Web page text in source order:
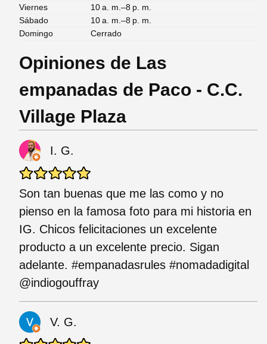
Viernes
10 a. m.–8 p. m.
Sábado
10 a. m.–8 p. m.
Domingo
Cerrado
Opiniones de Las
empanadas de Paco - C.C.
Village Plaza
I. G.
Son tan buenas que me las como y no
pienso en la famosa foto para mi historia en
IG. Chicos felicitaciones un excelente
producto a un excelente precio. Sigan
adelante. #empanadasrules #nomadadigital
@indiogouffray
V. G.